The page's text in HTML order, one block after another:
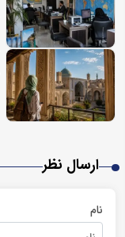
ارسال نظر
نام